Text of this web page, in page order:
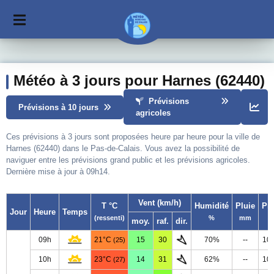
Météo à 3 jours pour Harnes (62440)
Prévisions à 10 jours
Prévisions
agricoles
Ces prévisions à 3 jours sont proposées heure par heure pour la ville de
Harnes (62440) dans le Pas-de-Calais. Vous avez la possibilité de
naviguer entre les prévisions grand public et les prévisions agricoles.
Dernière mise à jour à 09h14.
Jour Heure Temps
T °C
(ressenti)
Vent (km/h) Humidité
%
Pluie
mm
moy. raf. dir.
09h 21°C (25) 15 30 70% --
10h 23°C (27) 14 31 62% --